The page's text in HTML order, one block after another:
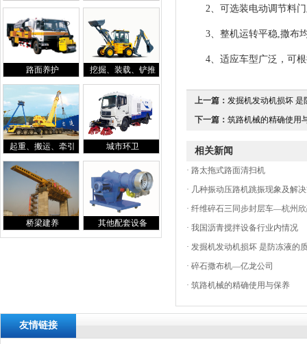
路面养护 挖掘、装载、铲推
起重、搬运、牵引 城市环卫
桥梁建养 其他配套设备
2、可选装电动调节料门
3、整机运转平稳,撒布均
4、适应车型广泛，可根
上一篇： 发掘机发动机损坏 是
下一篇： 筑路机械的精确使用
相关新闻
· 路太拖式路面清扫机
· 几种振动压路机跳振现象及解
· 纤维碎石三同步封层车—杭州
· 我国沥青搅拌设备行业内情况
· 发掘机发动机损坏 是防冻液的
· 碎石撒布机—亿龙公司
· 筑路机械的精确使用与保养
友情链接